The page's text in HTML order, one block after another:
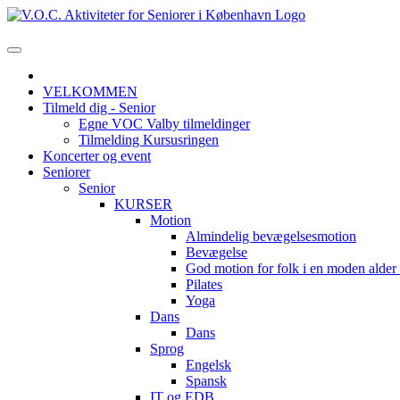
VELKOMMEN
Tilmeld dig - Senior
Egne VOC Valby tilmeldinger
Tilmelding Kursusringen
Koncerter og event
Seniorer
Senior
KURSER
Motion
Almindelig bevægelsesmotion
Bevægelse
God motion for folk i en moden
Pilates
Yoga
Dans
Dans
Sprog
Engelsk
Spansk
IT og EDB